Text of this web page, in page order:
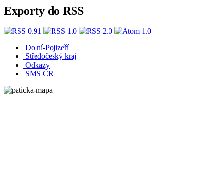
Exporty do RSS
Dolní-Pojizeří
Středočeský kraj
Odkazy
SMS ČR